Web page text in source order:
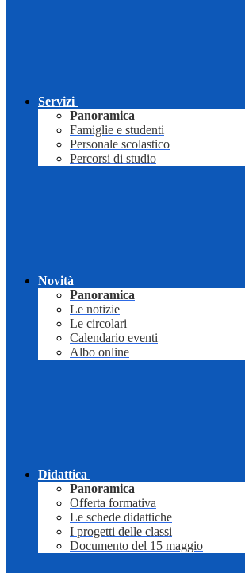
Servizi
Panoramica
Famiglie e studenti
Personale scolastico
Percorsi di studio
Novità
Panoramica
Le notizie
Le circolari
Calendario eventi
Albo online
Didattica
Panoramica
Offerta formativa
Le schede didattiche
I progetti delle classi
Documento del 15 maggio